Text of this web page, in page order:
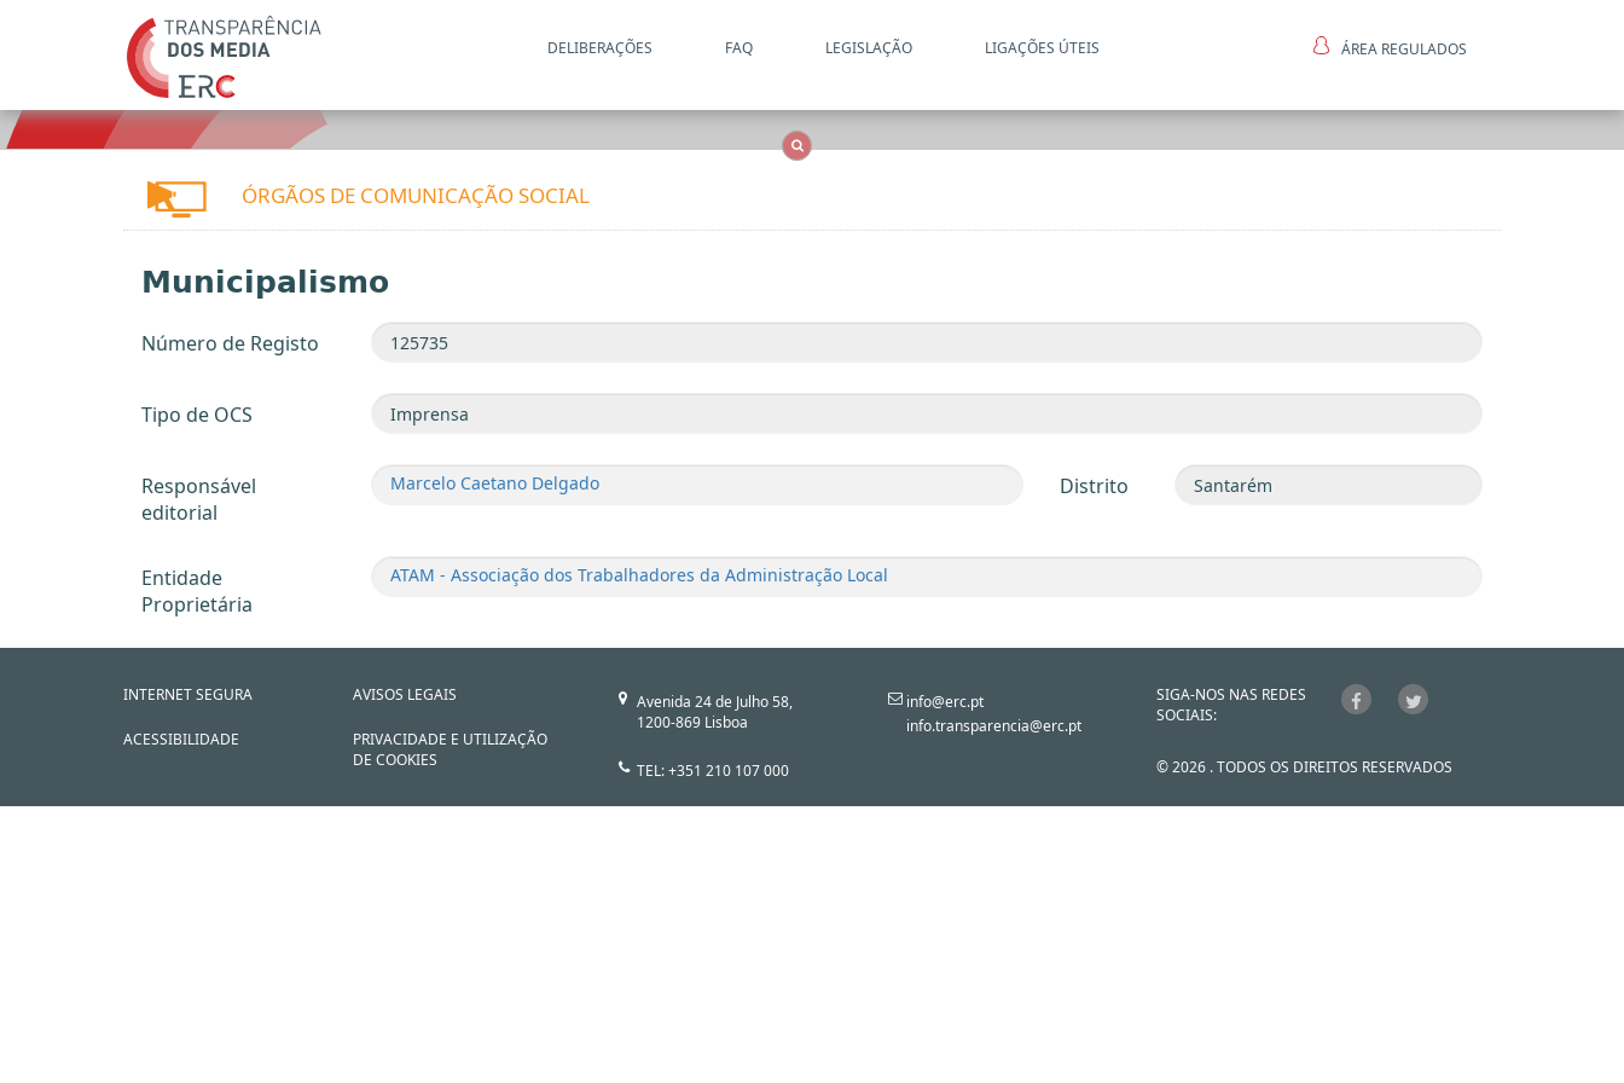
DELIBERAÇÕES FAQ LEGISLAÇÃO LIGAÇÕES ÚTEIS ÁREA REGULADOS
ÓRGÃOS DE COMUNICAÇÃO SOCIAL
Municipalismo
Número de Registo
Tipo de OCS
Responsável
editorial
Marcelo Caetano Delgado Distrito
Entidade
Proprietária
ATAM - Associação dos Trabalhadores da Administração Local
INTERNET SEGURA
ACESSIBILIDADE
AVISOS LEGAIS
PRIVACIDADE E UTILIZAÇÃO
DE COOKIES
Avenida 24 de Julho 58,
1200-869 Lisboa
TEL: +351 210 107 000
info@erc.pt
info.transparencia@erc.pt
SIGA-NOS NAS REDES
SOCIAIS:
© 2026 . TODOS OS DIREITOS RESERVADOS